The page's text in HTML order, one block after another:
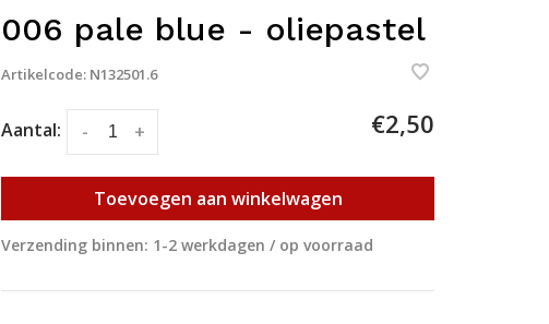
006 pale blue - oliepastel
Artikelcode: N132501.6
Aantal: +
- €2,50
Toevoegen aan winkelwagen
Verzending binnen: 1-2 werkdagen / op voorraad